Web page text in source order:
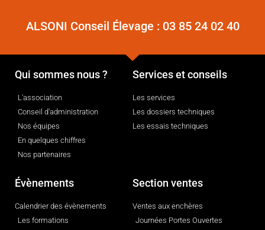
ALSONI Conseil Élevage : 03 85 24 02 40
Qui sommes nous ?
L'association
Conseil d'administration
Nos équipes
En quelques chiffres
Nos partenaires
Services et conseils
Les services
Les dossiers techniques
Les essais techniques
Évènements
Calendrier des évènements
Les formations
Section ventes
Ventes aux enchères
Journées Portes Ouvertes